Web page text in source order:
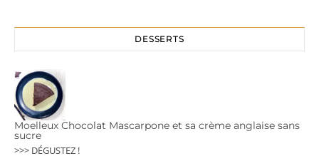
DESSERTS
Moelleux Chocolat Mascarpone et sa crème anglaise sans
sucre
>>> DÉGUSTEZ !